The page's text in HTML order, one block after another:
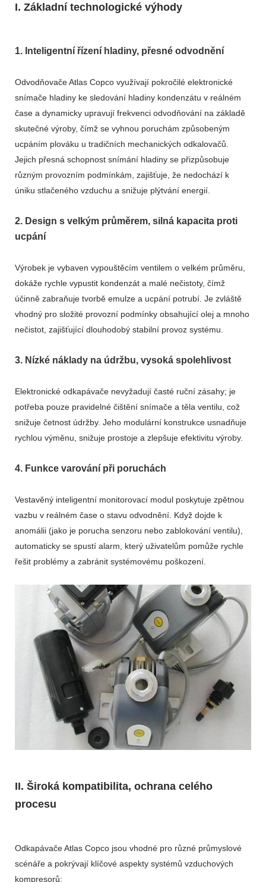
I. Základní technologické výhody
1. Inteligentní řízení hladiny, přesné odvodnění
Odvodňovače Atlas Copco využívají pokročilé elektronické
snímače hladiny ke sledování hladiny kondenzátu v reálném
čase a dynamicky upravují frekvenci odvodňování na základě
skutečné výroby, čímž se vyhnou poruchám způsobeným
ucpáním plováku u tradičních mechanických odkalovačů.
Jejich přesná schopnost snímání hladiny se přizpůsobuje
různým provozním podmínkám, zajišťuje, že nedochází k
úniku stlačeného vzduchu a snižuje plýtvání energií.
2. Design s velkým průměrem, silná kapacita proti
ucpání
Výrobek je vybaven vypouštěcím ventilem o velkém průměru,
dokáže rychle vypustit kondenzát a malé nečistoty, čímž
účinně zabraňuje tvorbě emulze a ucpání potrubí. Je zvláště
vhodný pro složité provozní podmínky obsahující olej a mnoho
nečistot, zajišťující dlouhodobý stabilní provoz systému.
3. Nízké náklady na údržbu, vysoká spolehlivost
Elektronické odkapávače nevyžadují časté ruční zásahy; je
potřeba pouze pravidelné čištění snímače a těla ventilu, což
snižuje četnost údržby. Jeho modulární konstrukce usnadňuje
rychlou výměnu, snižuje prostoje a zlepšuje efektivitu výroby.
4. Funkce varování při poruchách
Vestavěný inteligentní monitorovací modul poskytuje zpětnou
vazbu v reálném čase o stavu odvodnění. Když dojde k
anomálii (jako je porucha senzoru nebo zablokování ventilu),
automaticky se spustí alarm, který uživatelům pomůže rychle
řešit problémy a zabránit systémovému poškození.
II. Široká kompatibilita, ochrana celého
procesu
Odkapávače Atlas Copco jsou vhodné pro různé průmyslové
scénáře a pokrývají klíčové aspekty systémů vzduchových
kompresorů: